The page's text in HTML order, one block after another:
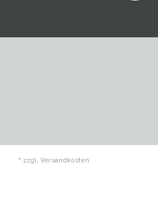
* zzgl. Versandkosten